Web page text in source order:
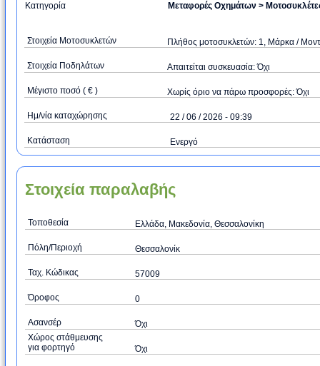
Κατηγορία Μεταφορές Οχημάτων >
Στοιχεία Μοτοσυκλετών Πλήθος μοτοσυκλετών: 1, Μάρκα /
Στοιχεία Ποδηλάτων Απαιτείται συσκευασία: Όχι
Μέγιστο ποσό ( € ) Xωρίς όριο να πάρω προσφορές: Όχι
Ημ/νία καταχώρησης 22 / 06 / 2026 - 09:39
Κατάσταση Ενεργό
Στοιχεία παραλαβής
Τοποθεσία Ελλάδα, Μακεδονία, Θεσσαλονίκη
Πόλη/Περιοχή Θεσσαλονίκ
Ταχ. Κώδικας 57009
Όροφος 0
Ασανσέρ
Όχι
Χώρος στάθμευσης
για φορτηγό
Όχι